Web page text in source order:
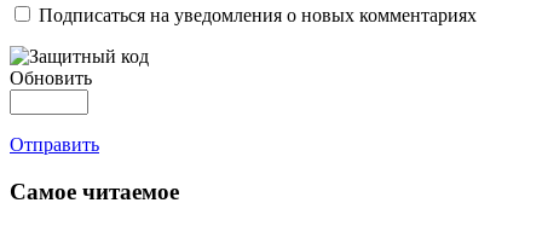
Подписаться на уведомления о новых комментариях
Обновить
Отправить
Самое читаемое